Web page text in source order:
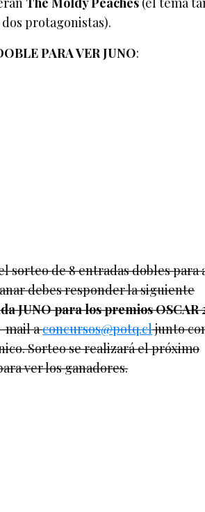
protagonistas).
PARA VER JUNO:
sorteo de 8 entradas dobles para
debes responder la siguiente
JUNO para los premios OSCAR
mail aconcursos@potq.cljunto
Sorteo se realizará el próximo
ver los ganadores.